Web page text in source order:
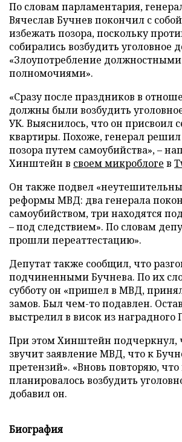
По словам парламентария,
Вячеслав Бучнев покончил с
избежать позора, поскольку
собирались возбудить уголовное
«Злоупотребление должностными
полномочиями».
«Сразу после праздников в
должны были возбудить
УК. Выяснилось, что он присвоил
квартиры. Похоже, генерал решил
позора путем самоубийства», –
Хинштейн в своем микроблоге в
Он также подвел
реформы МВД: два генерала
самоубийством, три находятся
– под следствием». По словам
прошли переаттестацию».
Депутат также сообщил, что
подчиненными Бучнева. По их
субботу он «пришел в МВД,
замов. Был чем-то подавлен.
выстрелил в висок из наградного
При этом Хинштейн подчеркнул,
звучит заявление МВД, что к
претензий». «Вновь повторяю,
планировалось возбудить
добавил он.
Биография